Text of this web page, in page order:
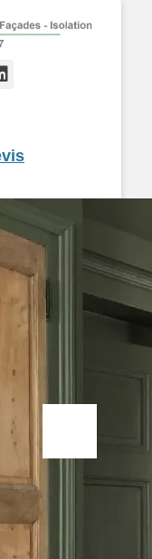
VIAL
- Local depuis 1987